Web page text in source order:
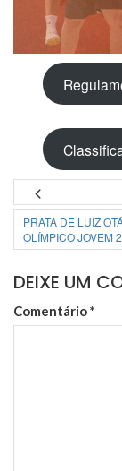
PRATA DE LUIZ
OLÍMPICO JOVEM
DEIXE UM
Comentário*